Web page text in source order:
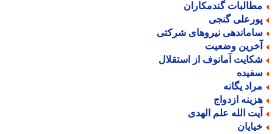
گندمکاران
گنجی
نیروهای شرکتی
وضعیت
آمانوف از استقلال
یگانه
ازدواج
الله علم الهدی